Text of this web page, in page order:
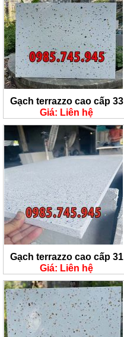
Gạch terrazzo cao cấp 33
Giá: Liên hệ
Gạch terrazzo cao cấp 31
Giá: Liên hệ